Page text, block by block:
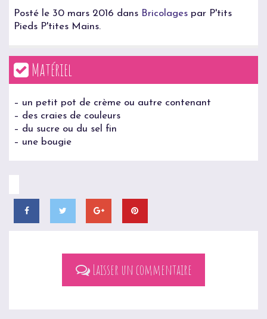
Posté le 30 mars 2016 dans Bricolages par P'tits
Pieds P'tites Mains.
Matériel
– un petit pot de crème ou autre contenant
– des craies de couleurs
– du sucre ou du sel fin
– une bougie
Laisser un commentaire